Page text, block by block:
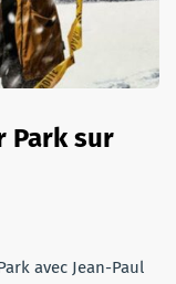
Park sur
avec Jean-Paul